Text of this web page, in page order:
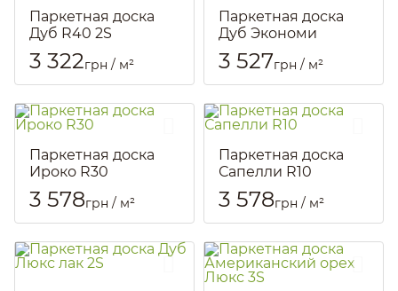
Паркетная доска
Дуб R40 2S
Артикул:: 804
3 322грн / м²
Паркетная доска
Дуб Экономи
Артикул:: 2335
3 527грн / м²
Паркетная доска
Ироко R30
Артикул:: 825
3 578грн / м²
Паркетная доска
Сапелли R10
Артикул:: 834
3 578грн / м²